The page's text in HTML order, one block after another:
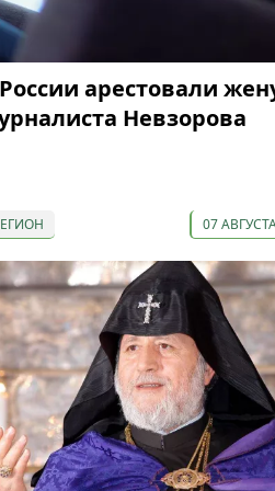
арестовали
Невзорова
07